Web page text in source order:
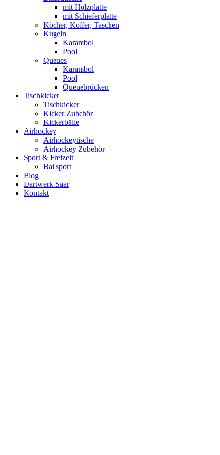
mit Holzplatte
mit Schieferplatte
Köcher, Koffer, Taschen
Kugeln
Karambol
Pool
Queues
Karambol
Pool
Queuebrücken
Tischkicker
Tischkicker
Kicker Zubehör
Kickerbälle
Airhockey
Airhockeytische
Airhockey Zubehör
Sport & Freizeit
Ballsport
Blog
Dartwerk-Saar
Kontakt